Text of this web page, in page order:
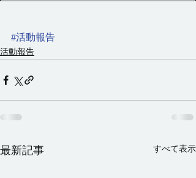
#活動報告
活動報告
最新記事 すべて表示